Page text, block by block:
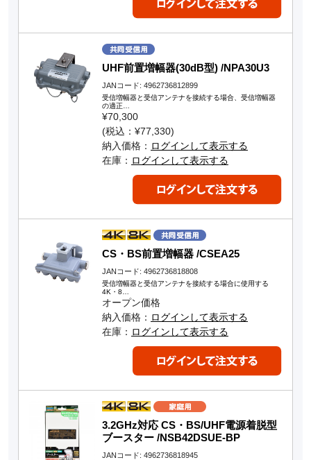
UHF前置増幅器(30dB型) /NPA30U3
JANコード: 4962736812899
受信増幅器と受信アンテナを接続する場合、受信増幅器
の適正…
¥70,300
(税込：¥77,330)
納入価格： ログインして表示する
在庫： ログインして表示する
CS・BS前置増幅器 /CSEA25
JANコード: 4962736818808
受信増幅器と受信アンテナを接続する場合に使用する
4K・8…
オープン価格
納入価格： ログインして表示する
在庫： ログインして表示する
3.2GHz対応 CS・BS/UHF電源着脱型
ブースター /NSB42DSUE-BP
JANコード: 4962736818945